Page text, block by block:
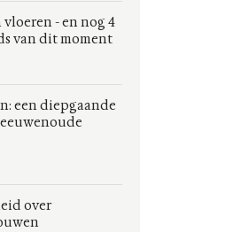
- en nog 4
van dit moment
een diepgaande
over